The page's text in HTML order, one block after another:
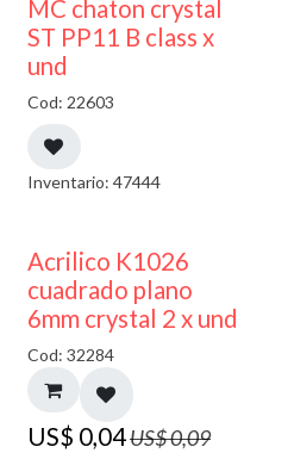
MC chaton crystal
ST PP11 B class x
und
Cod: 22603
Inventario: 47444
50% DESCUENTO
Acrilico K1026
cuadrado plano
6mm crystal 2 x und
Cod: 32284
US$ 0,04US$0,09